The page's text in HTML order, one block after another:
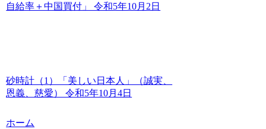
自給率＋中国買付」 令和5年10月2日
砂時計（1）「美しい日本人」（誠実、
恩義、慈愛） 令和5年10月4日
ホーム